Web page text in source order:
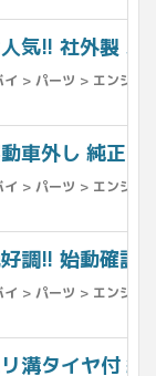
気!! 社外製 ス
> パーツ > エンジン
車外し 純正
> パーツ > エンジン
調!! 始動確認
> パーツ > エンジン
溝タイヤ付